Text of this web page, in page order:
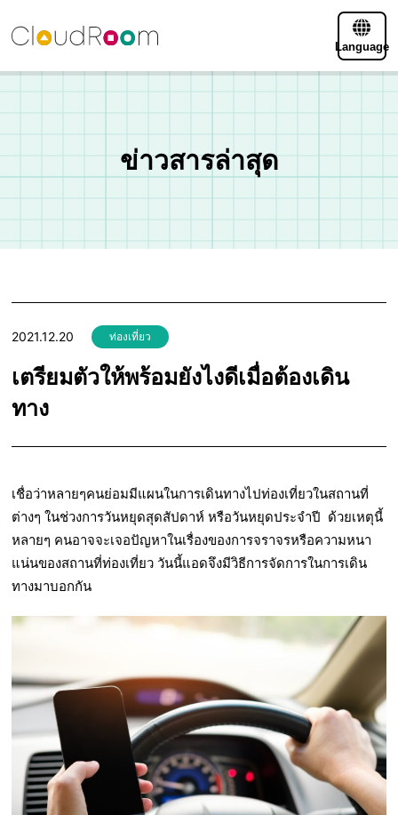
Language
ข่าวสารล่าสุด
2021.12.20 ท่องเที่ยว
เตรียมตัวให้พร้อมยังไงดีเมื่อต้องเดิน
ทาง
เชื่อว่าหลายๆคนย่อมมีแผนในการเดินทางไปท่องเที่ยวในสถานที่
ต่างๆในช่วงการวันหยุดสุดสัปดาห์ หรือวันหยุดประจำปี ด้วยเหตุนี้
หลายๆ คนอาจจะเจอปัญหาในเรื่องของการจราจรหรือความหนา
แน่นของสถานที่ท่องเที่ยว วันนี้แอดจึงมีวิธีการจัดการในการเดิน
ทางมาบอกกัน